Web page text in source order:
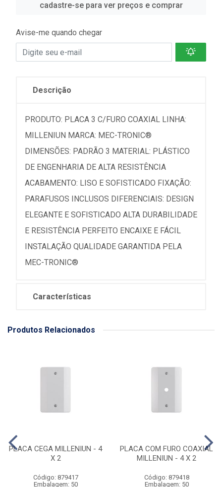
cadastre-se para ver preços e comprar
Avise-me quando chegar
Descrição
PRODUTO: PLACA 3 C/FURO COAXIAL LINHA:
MILLENIUN MARCA: MEC-TRONIC®
DIMENSÕES: PADRÃO 3 MATERIAL: PLÁSTICO
DE ENGENHARIA DE ALTA RESISTÊNCIA
ACABAMENTO: LISO E SOFISTICADO FIXAÇÃO:
PARAFUSOS INCLUSOS DIFERENCIAIS: DESIGN
ELEGANTE E SOFISTICADO ALTA DURABILIDADE
E RESISTÊNCIA PERFEITO ENCAIXE E FÁCIL
INSTALAÇÃO QUALIDADE GARANTIDA PELA
MEC-TRONIC®
Características
Produtos Relacionados
PLACA CEGA MILLENIUN - 4
X 2
Código: 879417
Embalagem: 50
PLACA COM FURO COAXIAL
MILLENIUN - 4 X 2
Código: 879418
Embalagem: 50